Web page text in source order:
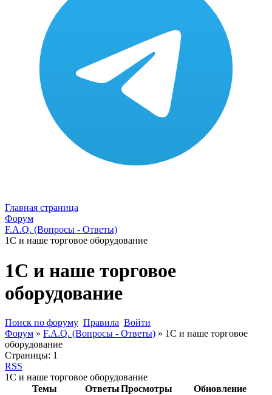
Главная страница
Форум
F.A.Q. (Вопросы - Ответы)
1С и наше торговое оборудование
1С и наше торговое
оборудование
Поиск по форуму Правила Войти
Форум » F.A.Q. (Вопросы - Ответы) » 1С и наше торговое
оборудование
Страницы: 1
RSS
1С и наше торговое оборудование
Темы
ОтветыПросмотры
Обновление